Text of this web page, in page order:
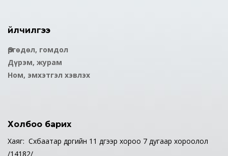
Үйлчилгээ
Өргөдөл, гомдол
Дүрэм, журам
Ном, эмхэтгэл хэвлэх
Холбоо барих
Хаяг: Сүхбаатар дүүргийн 11 дүгээр хороо 7 дугаар хороолол
/14182/